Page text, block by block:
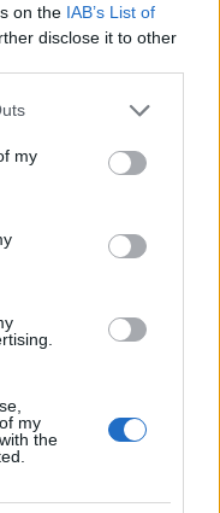
on the IAB’s List of
disclose it to other
my
my
the
της
Κίτσου για
κακοποίηση που
μια